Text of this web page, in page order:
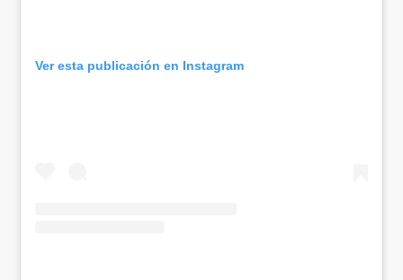
Ver esta publicación en Instagram